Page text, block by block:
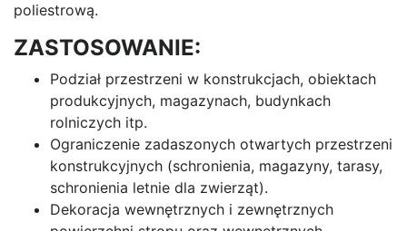
poliestrową.
ZASTOSOWANIE:
Podział przestrzeni w konstrukcjach, obiektach
produkcyjnych, magazynach, budynkach
rolniczych itp.
Ograniczenie zadaszonych otwartych przestrzeni
konstrukcyjnych (schronienia, magazyny, tarasy,
schronienia letnie dla zwierząt).
Dekoracja wewnętrznych i zewnętrznych